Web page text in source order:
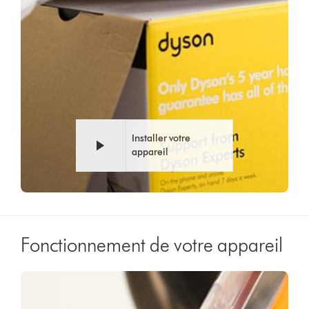
Installer votre
appareil
Fonctionnement de votre appareil